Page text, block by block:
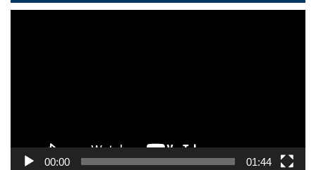
00:00 01:44